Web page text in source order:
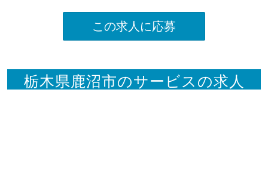
この求人に応募
栃木県鹿沼市のサービスの求人